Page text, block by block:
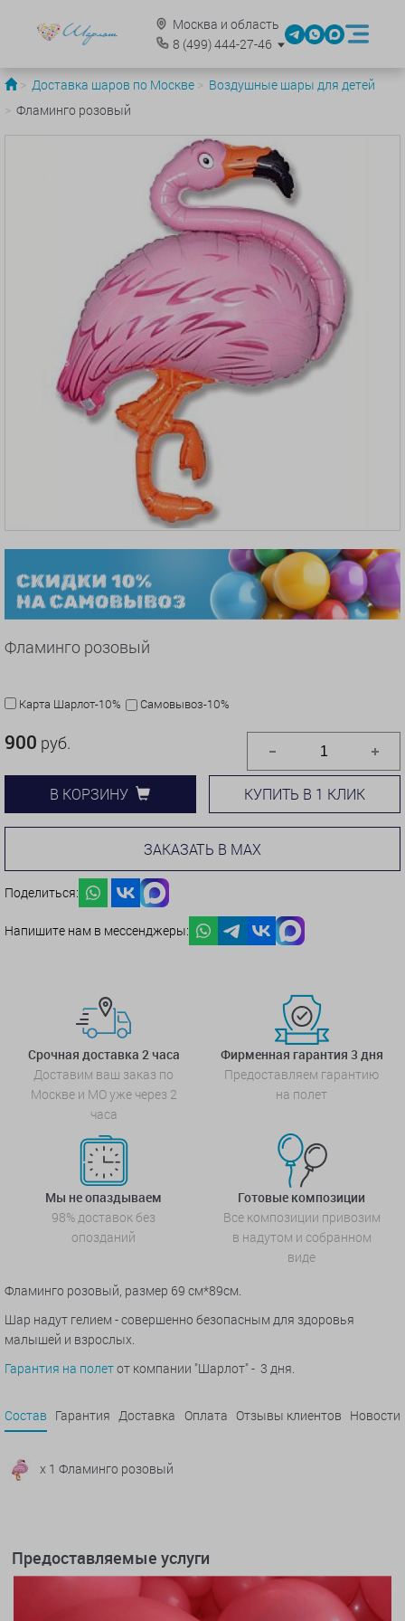
Москва и область
8 (499)444-27-46
Доставка шаров по Москве
Воздушные шары для детей
Фламинго розовый
Фламинго розовый
Карта Шарлот-10% Самовывоз-10%
900 руб.
В КОРЗИНУ КУПИТЬ В 1 КЛИК
ЗАКАЗАТЬ В MAX
Поделиться:
Напишите нам в мессенджеры:
Срочная доставка 2 часа
Доставим ваш заказ по
Москве и МО уже через 2
часа
Фирменная гарантия 3 дня
Предоставляем гарантию
на полет
Мы не опаздываем
98% доставок без
опозданий
Готовые композиции
Все композиции привозим
в надутом и собранном
виде
Фламинго розовый, размер 69 см*89см.
Шар надут гелием - совершенно безопасным для здоровья
малышей и взрослых.
Гарантия на полетот компании "Шарлот" - 3 дня.
Состав Гарантия Доставка Оплата Отзывы клиентов Новости
x 1 Фламинго розовый
Предоставляемые услуги